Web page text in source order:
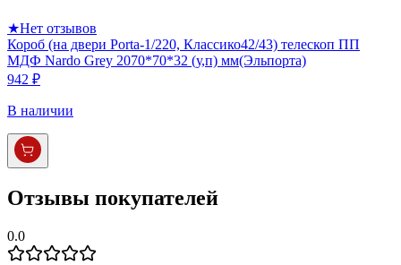
★Нет отзывов
Короб (на двери Porta-1/220, Классико42/43) телескоп ПП
МДФ Nardo Grey 2070*70*32 (у,п) мм(Эльпорта)
942 ₽
В наличии
Отзывы покупателей
0.0